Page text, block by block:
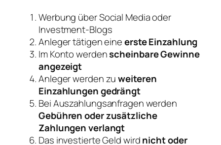
Werbung über Social Media oder
Investment-Blogs
Anleger tätigen eineerste Einzahlung
Im Konto werdenscheinbare Gewinne
angezeigt
Anleger werden zuweiteren
Einzahlungen gedrängt
Bei Auszahlungsanfragen werden
Gebühren oder zusätzliche
Zahlungen verlangt
Das investierte Geld wirdnicht oder